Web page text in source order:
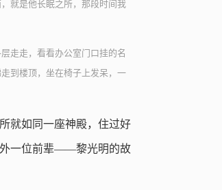
就是他长眠之所，那段时间我
走走，看看办公室门口挂的名
到楼顶，坐在椅子上发呆，一
就如同一座神殿，住过好
外一位前辈——黎光明的故